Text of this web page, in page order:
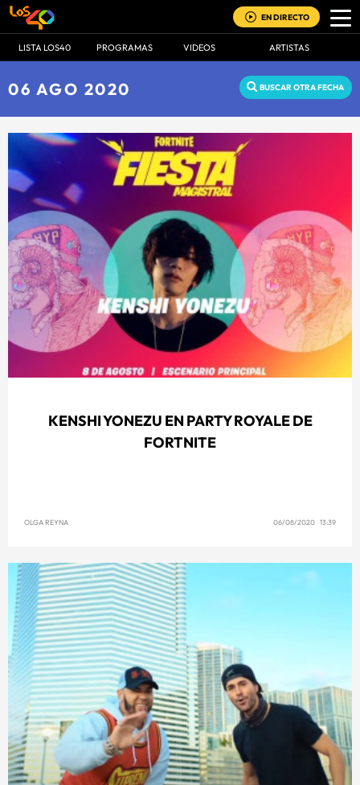
EN DIRECTO
LISTA LOS40 PROGRAMAS VIDEOS ARTISTAS
06 AGO 2020 BUSCAR OTRA FECHA
KENSHI YONEZU EN PARTY ROYALE DE
FORTNITE
OLGA REYNA 06/08/2020 13:39